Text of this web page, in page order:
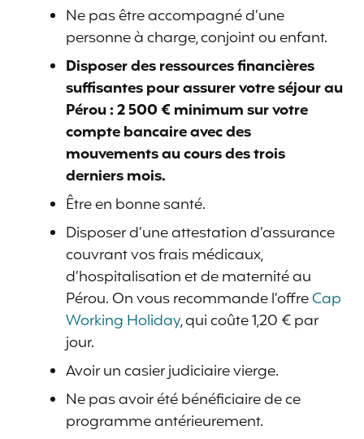
Ne pas être accompagné d’une
personne à charge, conjoint ou enfant.
Disposer des ressources financières
suffisantes pour assurer votre séjour au
Pérou : 2 500 € minimum sur votre
compte bancaire avec des
mouvements au cours des trois
derniers mois.
Être en bonne santé.
Disposer d’une attestation d’assurance
couvrant vos frais médicaux,
d’hospitalisation et de maternité au
Pérou. On vous recommande l’offreCap
Working Holiday, qui coûte 1,20 € par
jour.
Avoir un casier judiciaire vierge.
Ne pas avoir été bénéficiaire de ce
programme antérieurement.